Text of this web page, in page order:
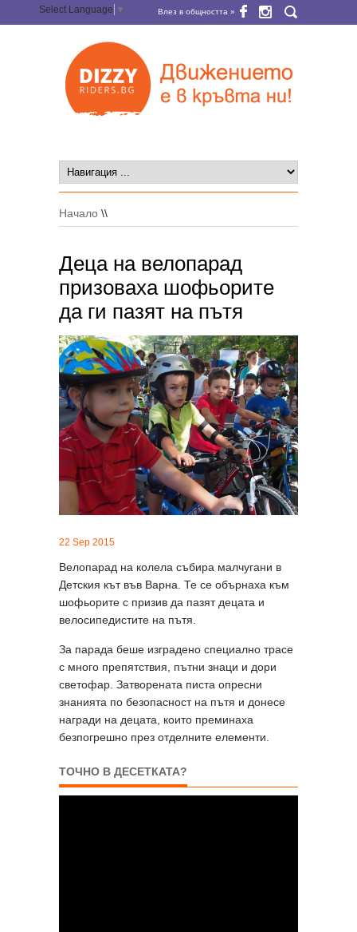
Select Language ▼ Влез в общността »
Начало \\
Деца на велопарад
призоваха шофьорите
да ги пазят на пътя
22 Sep 2015
Велопарад на колела събира малчугани в
Детския кът във Варна. Те се обърнаха към
шофьорите с призив да пазят децата и
велосипедистите на пътя.
За парада беше изградено специално трасе
с много препятствия, пътни знаци и дори
светофар. Затворената писта опресни
знанията по безопасност на пътя и донесе
награди на децата, които преминаха
безпогрешно през отделните елементи.
ТОЧНО В ДЕСЕТКАТА?